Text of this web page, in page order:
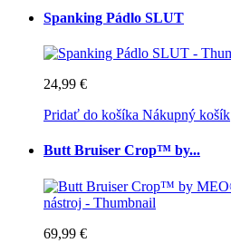
Spanking Pádlo SLUT
24,99 €
Pridať do košíka Nákupný košík
Butt Bruiser Crop™ by...
69,99 €